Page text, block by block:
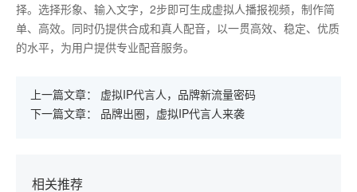
择。选择形象、输入文字，2步即可生成虚拟人播报视频，制作简
单、高效。同时仍提供合成和真人配音，以一贯高效、稳定、优质
的水平，为用户提供专业配音服务。
上一篇文章： 虚拟IP代言人，品牌新流量密码
下一篇文章： 品牌出圈，虚拟IP代言人来袭
相关推荐